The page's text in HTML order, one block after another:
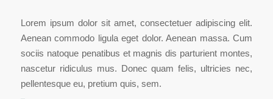
Lorem ipsum dolor sit amet, consectetuer adipiscing elit.
Aenean commodo ligula eget dolor. Aenean massa. Cum
sociis natoque penatibus et magnis dis parturient montes,
nascetur ridiculus mus. Donec quam felis, ultricies nec,
pellentesque eu, pretium quis, sem.